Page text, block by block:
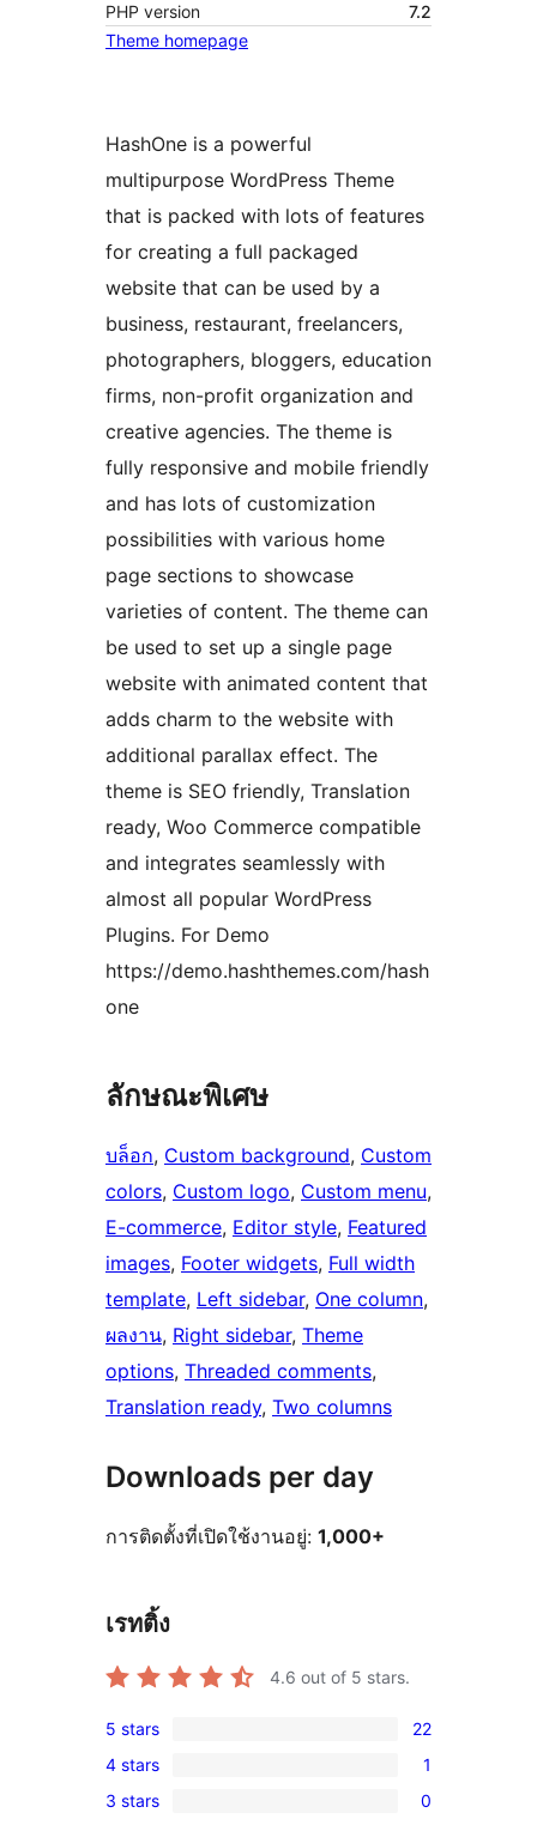
PHP version
7.2
Theme homepage
HashOne is a powerful
multipurpose WordPress Theme
that is packed with lots of features
for creating a full packaged
website that can be used by a
business, restaurant, freelancers,
photographers, bloggers, education
firms, non-profit organization and
creative agencies. The theme is
fully responsive and mobile friendly
and has lots of customization
possibilities with various home
page sections to showcase
varieties of content. The theme can
be used to set up a single page
website with animated content that
adds charm to the website with
additional parallax effect. The
theme is SEO friendly, Translation
ready, Woo Commerce compatible
and integrates seamlessly with
almost all popular WordPress
Plugins. For Demo
https://demo.hashthemes.com/hash
one
ลักษณะพิเศษ
บล็อก, Custom background, Custom
colors, Custom logo, Custom menu
E-commerce, Editor style, Featured
images, Footer widgets, Full width
template, Left sidebar, One column
ผลงาน, Right sidebar, Theme
options, Threaded comments
Translation ready, Two columns
Downloads per day
การติดตั้งที่เปิดใช้งานอยู่: 1,000+
เรทติ้ง
4.6 out of 5 stars.
22
5-
star
5 stars 22
1
4-
4 stars 1
0
3 stars 0